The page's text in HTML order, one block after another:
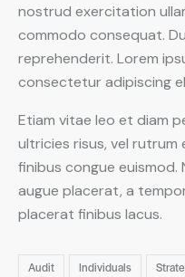
nostrud exercitation
commodo consequat.
reprehenderit. Lorem
consectetur adipiscing
Etiam vitae leo et diam
ultricies risus, vel
finibus congue euismod.
augue placerat, a
placerat finibus lacus.
Audit Individuals